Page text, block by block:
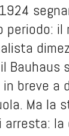
periodo:
Bauhaus
breve a
Ma la
arresta: